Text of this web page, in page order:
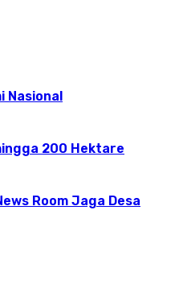
Nasional
200 Hektare
Room Jaga Desa